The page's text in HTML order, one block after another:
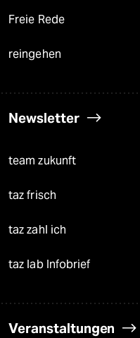
Freie Rede
reingehen
Newsletter
team zukunft
taz frisch
taz zahl ich
taz lab Infobrief
Veranstaltungen